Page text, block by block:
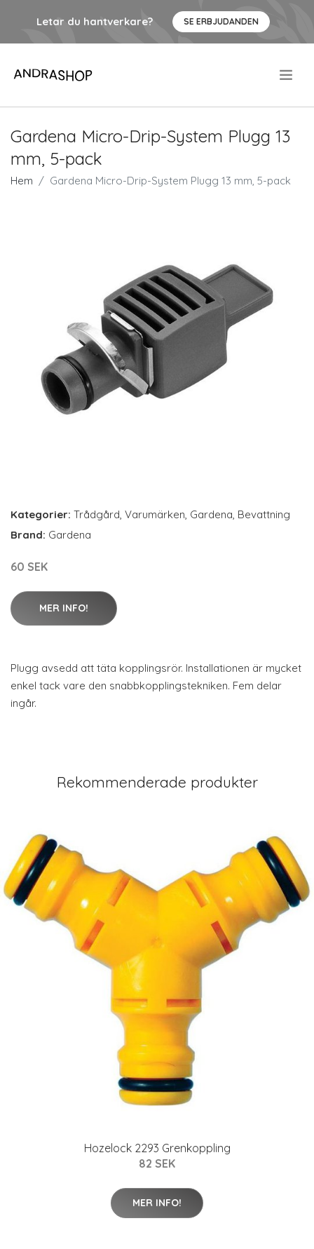
Letar du hantverkare? SE ERBJUDANDEN
Gardena Micro-Drip-System Plugg 13
mm, 5-pack
Hem Gardena Micro-Drip-System Plugg 13 mm, 5-pack
Kategorier: Trådgård, Varumärken, Gardena, Bevattning
Brand: Gardena
60 SEK
MER INFO!
Plugg avsedd att täta kopplingsrör. Installationen är mycket
enkel tack vare den snabbkopplingstekniken. Fem delar
ingår.
Rekommenderade produkter
Hozelock 2293 Grenkoppling
82 SEK
MER INFO!